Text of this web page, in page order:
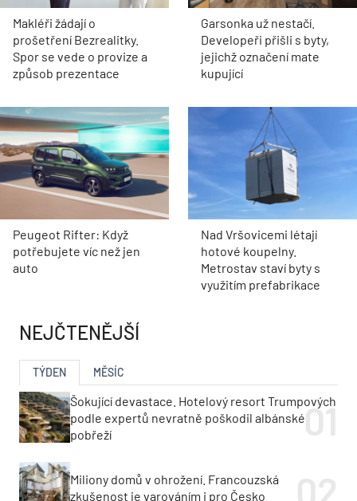
Makléři žádají o
prošetření Bezrealitky.
Spor se vede o provize a
způsob prezentace
Garsonka už nestačí.
Developeři přišli s byty,
jejichž označení mate
kupující
Peugeot Rifter: Když
potřebujete víc než jen
auto
Nad Vršovicemi létají
hotové koupelny.
Metrostav staví byty s
využitím prefabrikace
NEJČTENĚJŠÍ
TÝDEN MĚSÍC
Šokující devastace. Hotelový resort Trumpových
podle expertů nevratně poškodil albánské
pobřeží
Miliony domů v ohrožení. Francouzská
zkušenost je varováním i pro Česko